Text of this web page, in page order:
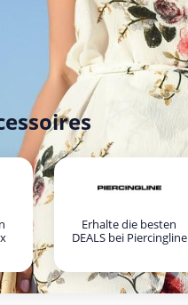
Erhalte die besten
DEALS bei Piercingline